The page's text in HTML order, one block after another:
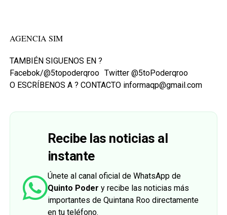
AGENCIA SIM
TAMBIÉN SIGUENOS EN ?
Facebok/@5topoderqroo Twitter @5toPoderqroo
O ESCRÍBENOS A ? CONTACTO informaqp@gmail.com
Recibe las noticias al
instante
Únete al canal oficial de WhatsApp de
Quinto Poder y recibe las noticias más
importantes de Quintana Roo directamente
en tu teléfono.